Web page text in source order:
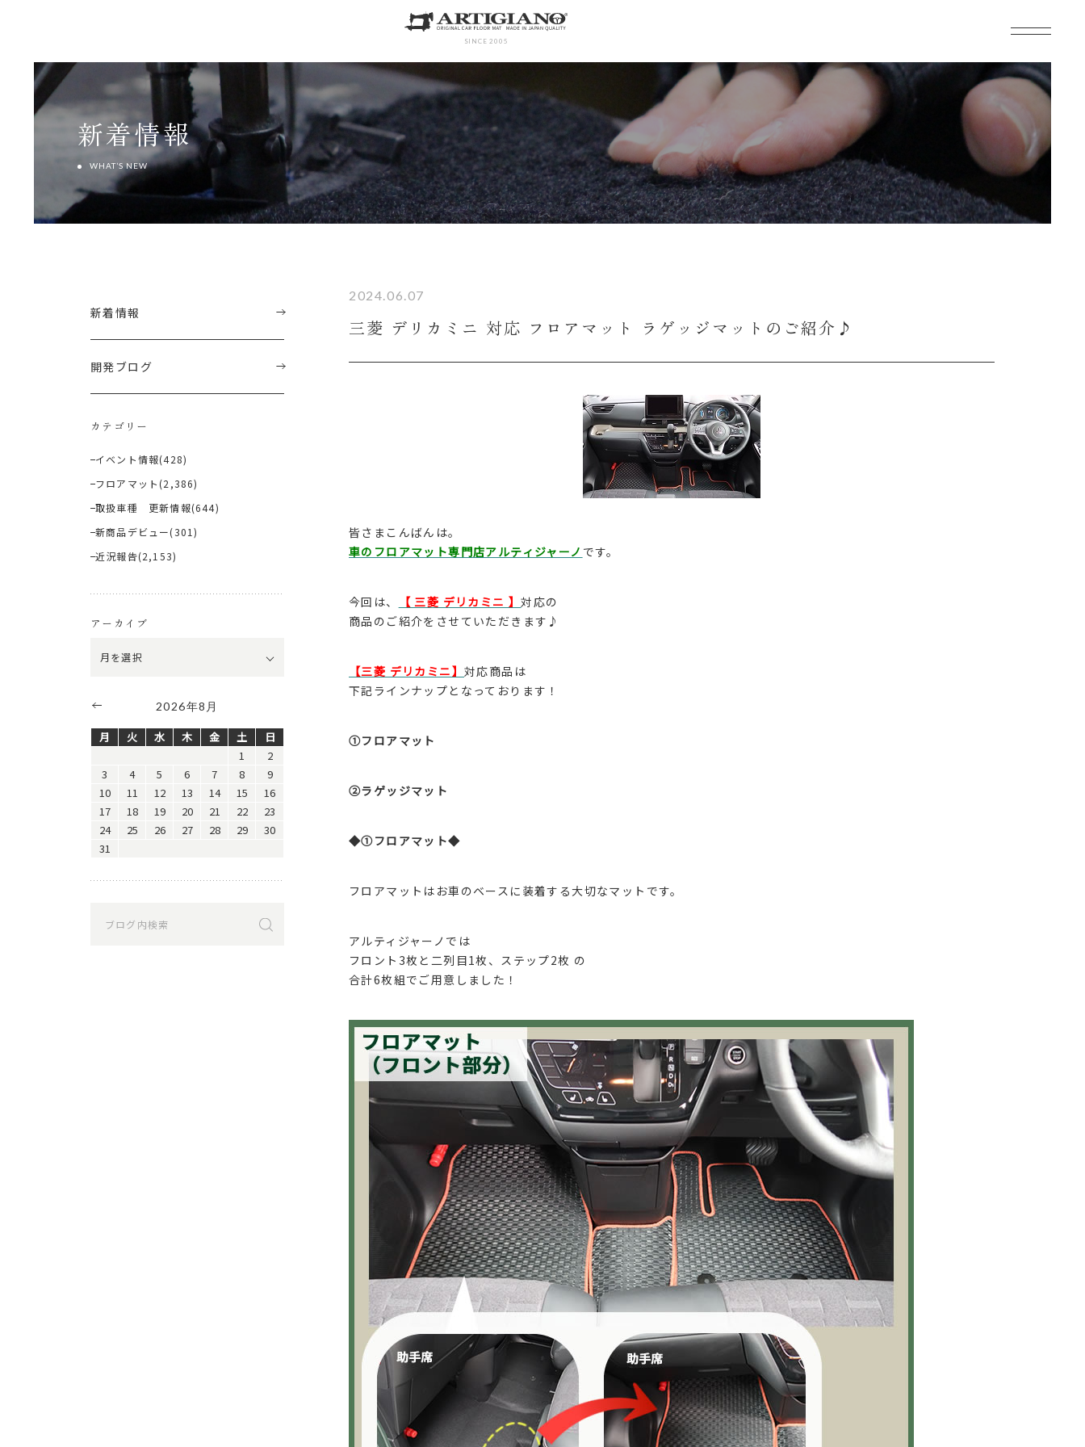
SINCE 2005
新着情報
WHAT’S NEW
2024.06.07
三菱 デリカミニ 対応 フロアマット ラゲッジマットのご紹介♪
皆さまこんばんは。
車のフロアマット専門店アルティジャーノ です。
今回は、 【 三菱 デリカミニ 】対応の
商品のご紹介をさせていただきます♪
【三菱 デリカミニ】 対応商品は
下記ラインナップとなっております！
①フロアマット
②ラゲッジマット
◆①フロアマット◆
フロアマットはお車のベースに装着する大切なマットです。
アルティジャーノでは
フロント3枚と二列目1枚、ステップ2枚 の
合計6枚組でご用意しました！
新着情報
開発ブログ
カテゴリー
イベント情報(428)
フロアマット (2,386)
取扱車種 更新情報(644)
新商品デビュー(301)
近況報告(2,153)
アーカイブ
2026年8月
月 火 水 木 金 土
日
1
2
3
4 5 6 7 8
9
10
11 12 13 14 15
16
17
18 19 20 21 22
23
24
25 26 27 28 29
30
31